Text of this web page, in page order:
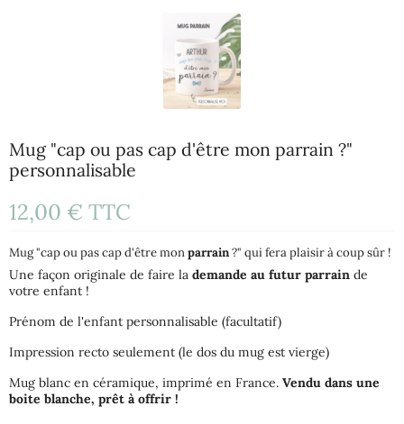
Mug "cap ou pas cap d'être mon parrain ?"
personnalisable
12,00 € TTC
Mug "cap ou pas cap d'être monparrain?" qui fera plaisir à coup sûr !
Une façon originale de faire la demande au futur parrain de
votre enfant !
Prénom de l'enfant personnalisable (facultatif)
Impression recto seulement (le dos du mug est vierge)
Mug blanc en céramique, imprimé en France. Vendu dans une
boite blanche, prêt à offrir !